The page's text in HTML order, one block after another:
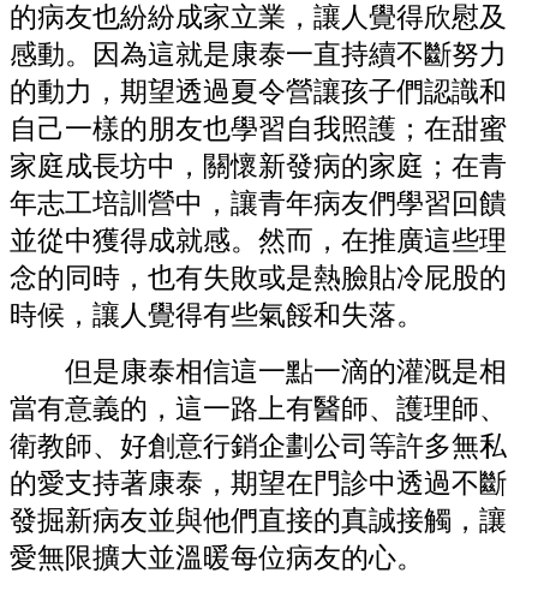
的病友也紛紛成家立業，讓人覺得欣慰及
感動。因為這就是康泰一直持續不斷努力
的動力，期望透過夏令營讓孩子們認識和
自己一樣的朋友也學習自我照護；在甜蜜
家庭成長坊中，關懷新發病的家庭；在青
年志工培訓營中，讓青年病友們學習回饋
並從中獲得成就感。然而，在推廣這些理
念的同時，也有失敗或是熱臉貼冷屁股的
時候，讓人覺得有些氣餒和失落。
但是康泰相信這一點一滴的灌溉是相
當有意義的，這一路上有醫師、護理師、
衛教師、好創意行銷企劃公司等許多無私
的愛支持著康泰，期望在門診中透過不斷
發掘新病友並與他們直接的真誠接觸，讓
愛無限擴大並溫暖每位病友的心。